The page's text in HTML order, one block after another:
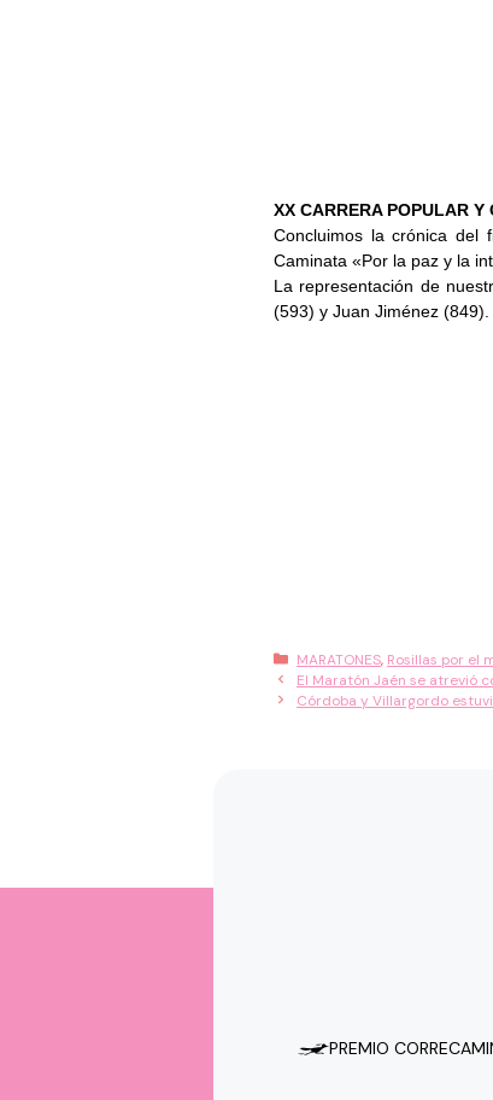
XX CARRERA POPULAR
Concluimos la crónica del
Caminata «Por la paz y la
La representación de
(593) y Juan Jiménez
Categorías
MARATONES, Rosillas por el
El Maratón Jaén se atrevió
Córdoba y Villargordo
PREMIO